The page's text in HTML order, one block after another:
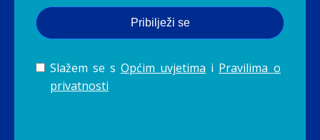
Pribilježi se
Slažem se s Općim uvjetima i Pravilima o
privatnosti